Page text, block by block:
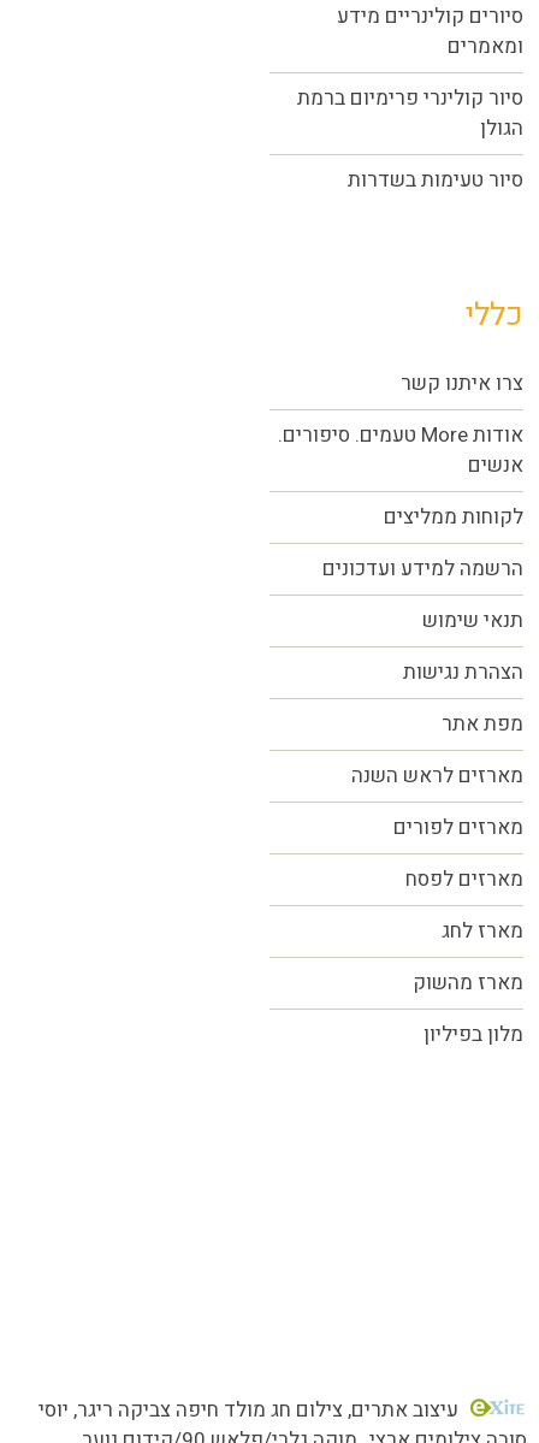
סיורים קולינריים מידע
ומאמרים
סיור קולינרי פרימיום ברמת
הגולן
סיור טעימות בשדרות
כללי
צרו איתנו קשר
אודות More טעמים. סיפורים.
אנשים
לקוחות ממליצים
הרשמה למידע ועדכונים
תנאי שימוש
הצהרת נגישות
מפת אתר
מארזים לראש השנה
מארזים לפורים
מארזים לפסח
מארז לחג
מארז מהשוק
מלון בפיליון
עיצוב אתרים, צילום חג מולד חיפה צביקה ריגר, יוסי